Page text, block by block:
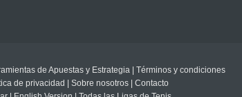
de Apuestas y Estrategia
Términos y condiciones
de privacidad
Sobre nosotros
Contacto